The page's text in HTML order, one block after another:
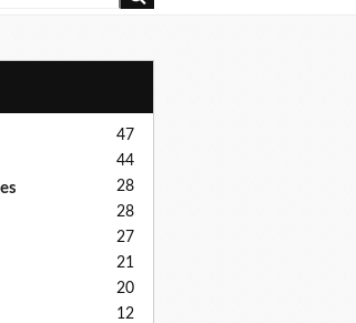
47
44
28
28
27
21
20
12